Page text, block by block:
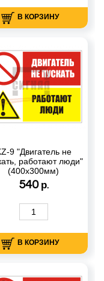
В КОРЗИНУ
9 "Двигатель не
работают люди"
(400х300мм)
540 р.
В КОРЗИНУ